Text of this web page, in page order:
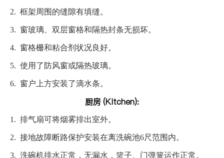
2. 框架周围的缝隙有填缝。
3. 窗玻璃、双层窗格和隔热封条无损坏。
4. 窗格栅和粘合剂状况良好。
5. 使用了防风窗或隔热玻璃。
6. 窗户上方安装了滴水条。
厨房 (Kitchen):
1. 排气扇可将烟雾排出室外。
2. 接地故障断路保护安装在离洗碗池6尺范围内。
3. 洗碗机排水正常，无漏水，篮子、门弹簧运作正常。